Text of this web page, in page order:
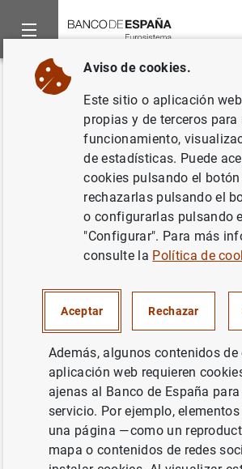
Inicio Áreas de actuación
Volver
Climate Risk, Soft
and Credit Supply
Autor: Laura Álvarez-
Mayordomo, Carles
Vives
Documento completo
Aviso de cookies.
Este sitio o aplicación
propias y de terceros para
funcionamiento,
de estadísticas. Puede
cookies pulsando el botón
rechazarlas pulsando el
o configurarlas pulsando
"Configurar". Para más
consulte la Política de
Aceptar Rechazar
Además, algunos contenidos
aplicación web requieren
ajenas al Banco de España
servicio. Por ejemplo,
una página —como un
mapa o contenidos de redes